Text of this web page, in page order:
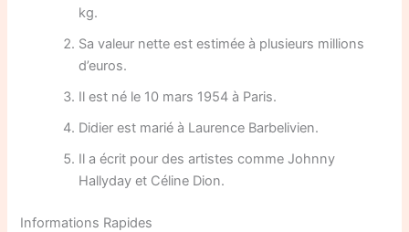
kg.
Sa valeur nette est estimée à plusieurs millions
d’euros.
Il est né le 10 mars 1954 à Paris.
Didier est marié à Laurence Barbelivien.
Il a écrit pour des artistes comme Johnny
Hallyday et Céline Dion.
Informations Rapides